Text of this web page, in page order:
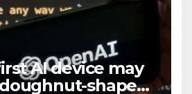
AI device may
shaped